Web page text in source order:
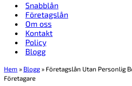
Snabblån
Företagslån
Om oss
Kontakt
Policy
Blogg
Hem » Blogg » Företagslån Utan Personlig
Företagare